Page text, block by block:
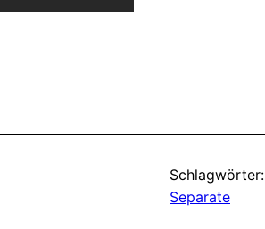
Schlagwörter:
Separate